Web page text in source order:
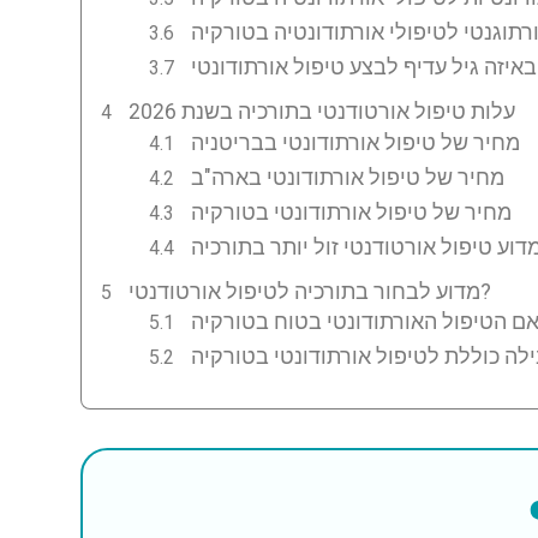
לטיפולי אורתודונטיה בטורקיה
עלות טיפול אורטודנטי בתורכיה בשנת 2026
מחיר של טיפול אורתודונטי בבריטניה
מחיר של טיפול אורתודונטי בארה"ב
מחיר של טיפול אורתודונטי בטורקיה
מדוע לבחור בתורכיה לטיפול אורטודנטי?
כוללת לטיפול אורתודונטי בטורקיה